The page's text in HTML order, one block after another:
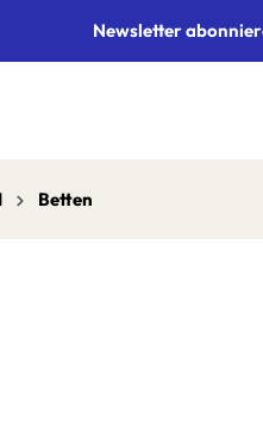
Newsletter
Betten